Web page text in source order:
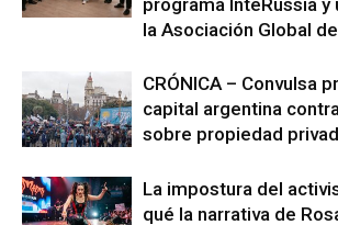
programa InteRussia y
la Asociación Global
CRÓNICA – Convulsa
capital argentina
sobre propiedad
La impostura del
qué la narrativa de